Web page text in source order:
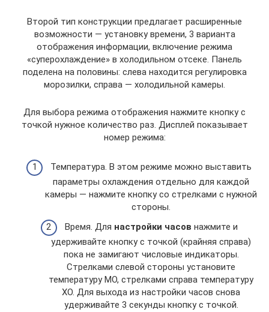
Второй тип конструкции предлагает расширенные
возможности — установку времени, 3 варианта
отображения информации, включение режима
«суперохлаждение» в холодильном отсеке. Панель
поделена на половины: слева находится регулировка
морозилки, справа — холодильной камеры.
Для выбора режима отображения нажмите кнопку с
точкой нужное количество раз. Дисплей показывает
номер режима:
Температура. В этом режиме можно выставить
параметры охлаждения отдельно для каждой
камеры — нажмите кнопку со стрелками с нужной
стороны.
Время. Для настройки часов нажмите и
удерживайте кнопку с точкой (крайняя справа)
пока не замигают числовые индикаторы.
Стрелками слевой стороны установите
температуру МО, стрелками справа температуру
ХО. Для выхода из настройки часов снова
удерживайте 3 секунды кнопку с точкой.